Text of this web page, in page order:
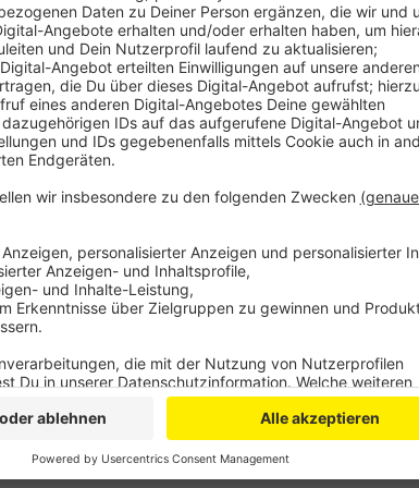
Das Opfer hat daraufhin Anzeige erstattet. Die Frau
bespuckt haben könnte. Vor allem jetzt zu
beängstigend. Der Spucker soll 1,85 Meter groß,
mögliche weitere Opfer darum, sich zu melden und
zu wählen.
Anzeige